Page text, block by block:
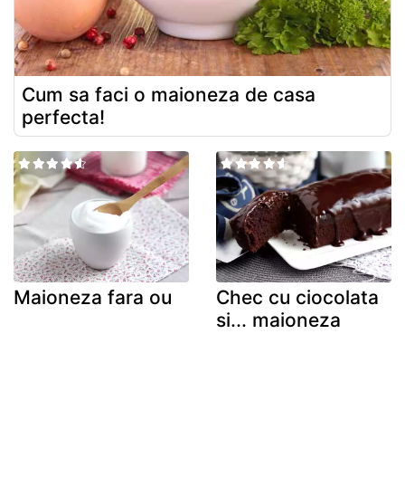
Cum sa faci o maioneza de casa
perfecta!
Maioneza fara ou
Chec cu ciocolata
si... maioneza